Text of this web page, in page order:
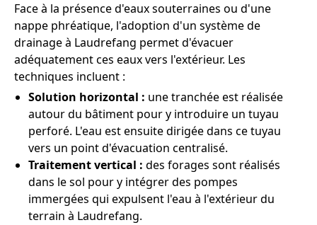
Face à la présence d'eaux souterraines ou d'une
nappe phréatique, l'adoption d'un système de
drainage à Laudrefang permet d'évacuer
adéquatement ces eaux vers l'extérieur. Les
techniques incluent :
Solution horizontal : une tranchée est réalisée
autour du bâtiment pour y introduire un tuyau
perforé. L'eau est ensuite dirigée dans ce tuyau
vers un point d'évacuation centralisé.
Traitement vertical : des forages sont réalisés
dans le sol pour y intégrer des pompes
immergées qui expulsent l'eau à l'extérieur du
terrain à Laudrefang.